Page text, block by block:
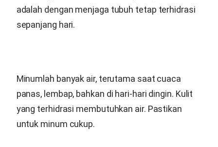
adalah dengan menjaga tubuh tetap terhidrasi
sepanjang hari.
Minumlah banyak air, terutama saat cuaca
panas, lembap, bahkan di hari-hari dingin. Kulit
yang terhidrasi membutuhkan air. Pastikan
untuk minum cukup.